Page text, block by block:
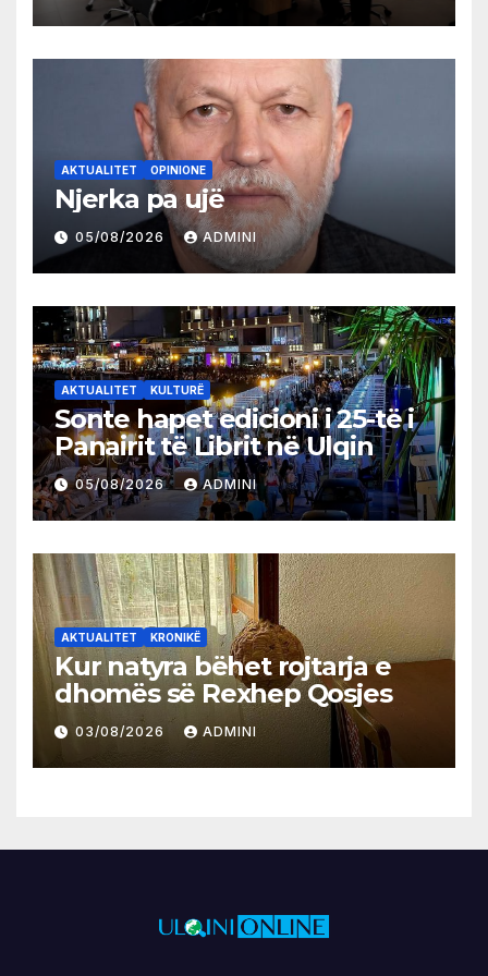
AKTUALITET OPINIONE
Njerka pa ujë
05/08/2026 ADMINI
AKTUALITET KULTURË
Sonte hapet edicioni i 25-të i
Panairit të Librit në Ulqin
05/08/2026 ADMINI
AKTUALITET KRONIKË
Kur natyra bëhet rojtarja e
dhomës së Rexhep Qosjes
03/08/2026 ADMINI